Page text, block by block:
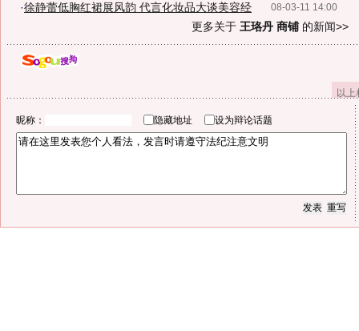
08-03-11 14:00
·徐静蕾低胸红裙展风韵 代言化妆品大谈美容经
更多关于 王珞丹 商铺的新闻>>
以
昵称： 隐藏地址 设为辩论话题